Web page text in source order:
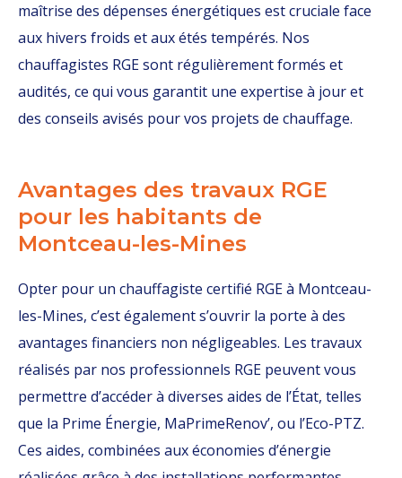
maîtrise des dépenses énergétiques est cruciale face
aux hivers froids et aux étés tempérés. Nos
chauffagistes RGE sont régulièrement formés et
audités, ce qui vous garantit une expertise à jour et
des conseils avisés pour vos projets de chauffage.
Avantages des travaux RGE
pour les habitants de
Montceau-les-Mines
Opter pour un chauffagiste certifié RGE à Montceau-
les-Mines, c’est également s’ouvrir la porte à des
avantages financiers non négligeables. Les travaux
réalisés par nos professionnels RGE peuvent vous
permettre d’accéder à diverses aides de l’État, telles
que la Prime Énergie, MaPrimeRenov’, ou l’Eco-PTZ.
Ces aides, combinées aux économies d’énergie